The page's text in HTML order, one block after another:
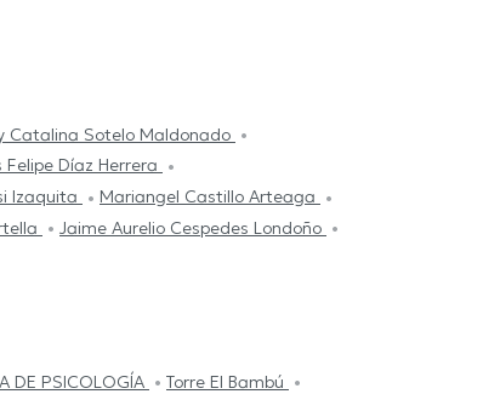
Catalina Sotelo Maldonado
Felipe Díaz Herrera
Izaquita
Mariangel Castillo Arteaga
Jaime Aurelio Cespedes Londoño
DE PSICOLOGÍA
Torre El Bambú